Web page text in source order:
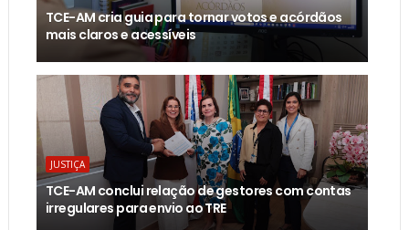
TCE-AM cria guia para tornar votos e acórdãos
mais claros e acessíveis
JUSTIÇA
TCE-AM conclui relação de gestores com contas
irregulares para envio ao TRE